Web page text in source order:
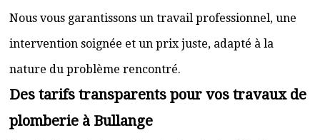
Nous vous garantissons un travail professionnel, une
intervention soignée et un prix juste, adapté à la
nature du problème rencontré.
Des tarifs transparents pour vos travaux de
plomberie à Bullange